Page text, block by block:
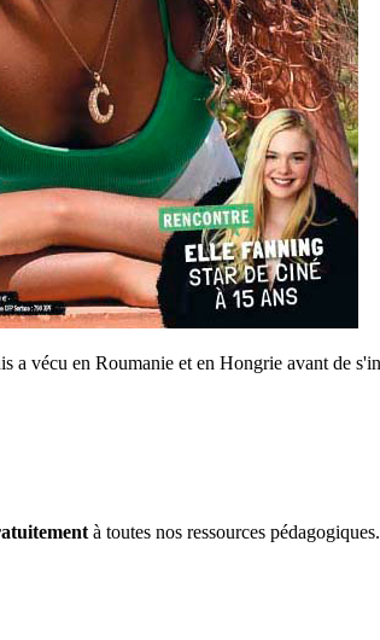
a vécu en Roumanie et en Hongrie avant de
à toutes nos ressources pédagogiques.